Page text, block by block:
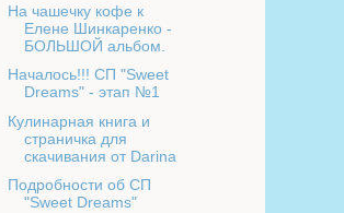
На чашечку кофе к
Елене Шинкаренко -
БОЛЬШОЙ альбом.
Началось!!! СП "Sweet
Dreams" - этап №1
Кулинарная книга и
страничка для
скачивания от Darina
Подробности об СП
"Sweet Dreams"